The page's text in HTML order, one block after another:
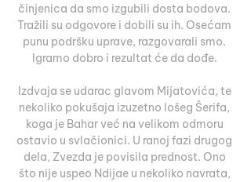
činjenica da smo izgubili dosta bodova.
Tražili su odgovore i dobili su ih. Osećam
punu podršku uprave, razgovarali smo.
Igramo dobro i rezultat će da dođe.
Izdvaja se udarac glavom Mijatovića, te
nekoliko pokušaja izuzetno lošeg Šerifa,
koga je Bahar već na velikom odmoru
ostavio u svlačionici. U ranoj fazi drugog
dela, Zvezda je povisila prednost. Ono
što nije uspeo Ndijae u nekoliko navrata,